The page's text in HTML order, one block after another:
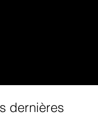
dernières